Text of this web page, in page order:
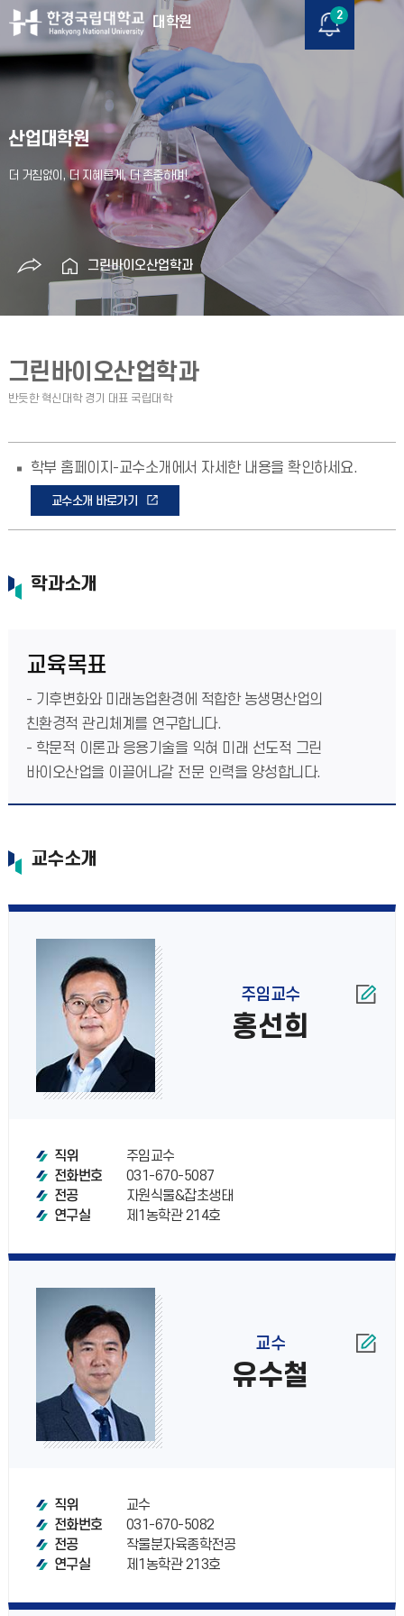
대학원 2
산업대학원
그린바이오산업학과
그린바이오산업학과
학부 홈페이지-교수소개에서 자세한 내용을 확인하세요.
교수소개 바로가기
학과소개
교육목표
- 기후변화와 미래농업환경에 적합한 농생명산업의
친환경적 관리체계를 연구합니다.
- 학문적 이론과 응용기술을 익혀 미래 선도적 그린
바이오산업을 이끌어나갈 전문 인력을 양성합니다.
교수소개
주임교수
홍선희
직위
주임교수
전화번호
031-670-5087
전공
자원식물&잡초생태
연구실
제1농학관 214호
교수
유수철
직위
교수
전화번호
031-670-5082
전공
작물분자육종학전공
연구실
제1농학관 213호